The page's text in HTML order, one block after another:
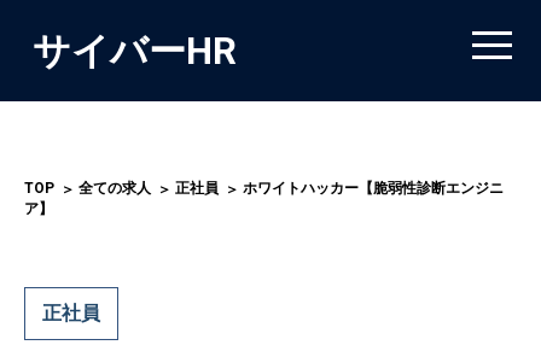
サイバーHR
TOP 全ての求人 正社員
ホワイトハッカー【脆弱性診断エンジニ
ア】
正社員